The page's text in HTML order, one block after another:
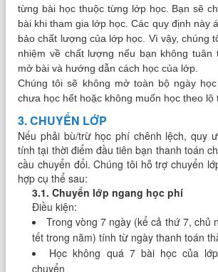
từng bài học thuộc từng lớp học. Bạn sẽ
bài khi tham gia lớp học. Các quy định này
bảo chất lượng của lớp học. Vì vậy, chúng
nhiệm về chất lượng nếu bạn không tuân
mở bài và hướng dẫn cách học của lớp.
Chúng tôi sẽ không mở toàn bộ ngày
chưa học hết hoặc không muốn học theo lộ
3. CHUYỂN LỚP
Nếu phải bù/trừ học phí chênh lệch, quy
tính tại thời điểm đầu tiên bạn thanh toán
cầu chuyển đổi. Chúng tôi hỗ trợ chuyển
hợp cụ thể sau:
3.1. Chuyển lớp ngang học phí
Điều kiện:
Trong vòng 7 ngày (kể cả thứ 7, chủ
tết trong năm) tính từ ngày thanh toán
Học không quá 7 bài học của
chuyển